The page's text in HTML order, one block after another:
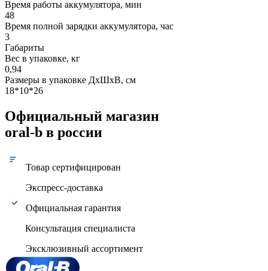
Время работы аккумулятора, мин
48
Время полной зарядки аккумулятора, час
3
Габариты
Вес в упаковке, кг
0,94
Размеры в упаковке ДxШxВ, см
18*10*26
Официальный магазин
oral-b в россии
Товар сертифицирован
Экспресс-доставка
Официальная гарантия
Консультация специалиста
Эксклюзивный ассортимент